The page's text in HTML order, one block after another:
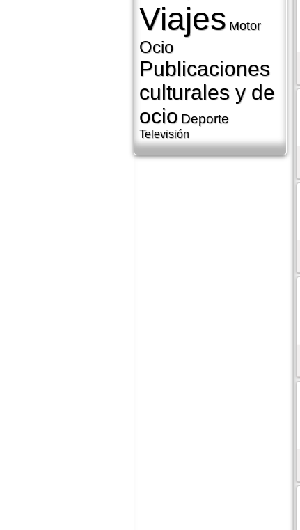
Viajes Motor
Ocio
Publicaciones
culturales y de
ocio Deporte
Televisión